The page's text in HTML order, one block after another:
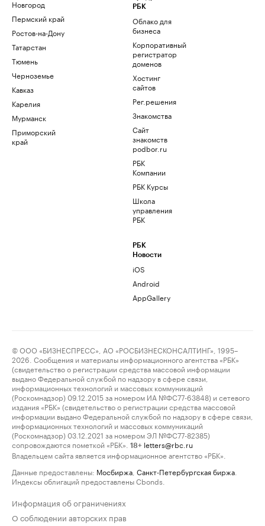
Новгород
Пермский край
Ростов-на-Дону
Татарстан
Тюмень
Черноземье
Кавказ
Карелия
Мурманск
Приморский
край
РБК
Облако для
бизнеса
Корпоративный
регистратор
доменов
Хостинг
сайтов
Рег.решения
Знакомства
Сайт
знакомств
podbor.ru
РБК
Компании
РБК Курсы
Школа
управления
РБК
РБК
Новости
iOS
Android
AppGallery
© ООО «БИЗНЕСПРЕСС», АО «РОСБИЗНЕСКОНСАЛТИНГ», 1995–
2026. Сообщения и материалы информационного агентства «РБК»
(свидетельство о регистрации средства массовой информации
выдано Федеральной службой по надзору в сфере связи,
информационных технологий и массовых коммуникаций
(Роскомнадзор) 09.12.2015 за номером ИА №ФС77-63848) и сетевого
издания «РБК» (свидетельство о регистрации средства массовой
информации выдано Федеральной службой по надзору в сфере связи,
информационных технологий и массовых коммуникаций
(Роскомнадзор) 03.12.2021 за номером ЭЛ №ФС77-82385)
сопровождаются пометкой «РБК».
18+ letters@rbc.ru
Владельцем сайта является информационное агентство «РБК».
Данные предоставлены: Мосбиржа Санкт-Петербургская биржа
Индексы облигаций предоставлены Cbonds.
Информация об ограничениях
О соблюдении авторских прав